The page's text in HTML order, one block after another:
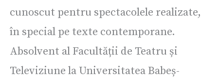
cunoscut pentru spectacolele realizate,
în special pe texte contemporane.
Absolvent al Facultății de Teatru și
Televiziune la Universitatea Babeș-